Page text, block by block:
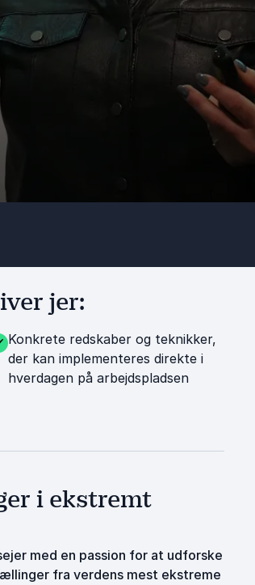
jer:
Konkrete redskaber og teknikker,
der kan implementeres direkte i
hverdagen på arbejdspladsen
i ekstremt
med en passion for at udforske
fra verdens mest ekstreme